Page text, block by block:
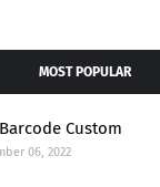
MOST POPULAR
Custom
06, 2022